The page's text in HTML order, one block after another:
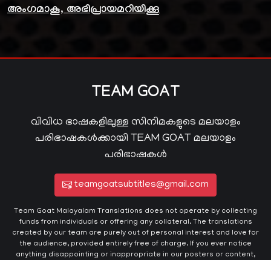
അംഗമാകൂ, അഭിപ്രായമറിയിക്കൂ
TEAM GOAT
വിവിധ ഭാഷകളിലുള്ള സിനിമകളുടെ മലയാളം
പരിഭാഷകൾക്കായി TEAM GOAT മലയാളം
പരിഭാഷകൾ
teamgoatsubtitles@gmail.com
Team Goat Malayalam Translations does not operate by collecting
funds from individuals or offering any collateral. The translations
created by our team are purely out of personal interest and love for
the audience, provided entirely free of charge. If you ever notice
anything disappointing or inappropriate in our posters or content,